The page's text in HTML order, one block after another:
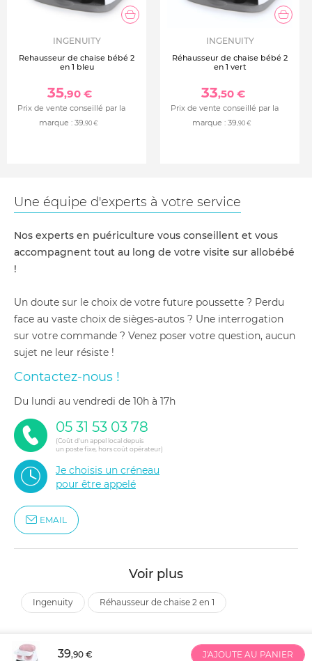
INGENUITY
Rehausseur de chaise bébé 2
en 1 bleu
35,90 €
Prix de vente conseillé par la
marque : 39,90 €
INGENUITY
Réhausseur de chaise bébé 2
en 1 vert
33,50 €
Prix de vente conseillé par la
marque : 39,90 €
Une équipe d'experts à votre service
Nos experts en puériculture vous conseillent et vous
accompagnent tout au long de votre visite sur allobébé
!
Un doute sur le choix de votre future poussette ? Perdu
face au vaste choix de sièges-autos ? Une interrogation
sur votre commande ? Venez poser votre question, aucun
sujet ne leur résiste !
Contactez-nous !
du lundi au vendredi de 10h à 17h
05 31 53 03 78
(Coût d'un appel local depuis
un poste fixe, hors coût opérateur)
Je choisis un créneau
pour être appelé
EMAIL
Voir plus
ingenuity réhausseur de chaise 2 en 1
39,90 € J'AJOUTE AU PANIER